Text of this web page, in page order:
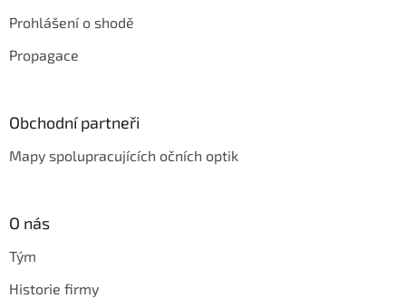
Prohlášení o shodě
Propagace
Obchodní partneři
Mapy spolupracujících očních optik
O nás
Tým
Historie firmy